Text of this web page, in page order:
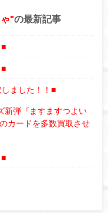
の最新記事
ました！！■
新弾『ますますつよい
カードを多数買取させ